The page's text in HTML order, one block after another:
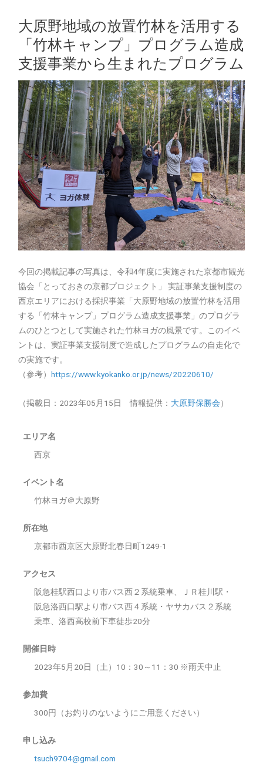
大原野地域の放置竹林を活用する
「竹林キャンプ」プログラム造成
支援事業から生まれたプログラム
今回の掲載記事の写真は、令和4年度に実施された京都市観光
協会「とっておきの京都プロジェクト」 実証事業支援制度の
西京エリアにおける採択事業「大原野地域の放置竹林を活用
する「竹林キャンプ」プログラム造成支援事業」のプログラ
ムのひとつとして実施された竹林ヨガの風景です。このイベ
ントは、実証事業支援制度で造成したプログラムの自走化で
の実施です。
（参考） https://www.kyokanko.or.jp/news/20220610/
（掲載日：2023年05月15日 情報提供： 大原野保勝会）
エリア名
西京
イベント名
竹林ヨガ＠大原野
所在地
京都市西京区大原野北春日町1249-1
アクセス
阪急桂駅西口より市バス西２系統乗車、ＪＲ桂川駅・
阪急洛西口駅より市バス西４系統・ヤサカバス２系統
乗車、洛西高校前下車徒歩20分
開催日時
2023年5月20日（土）10：30～11：30 ※雨天中止
参加費
300円（お釣りのないようにご用意ください）
申し込み
tsuch9704@gmail.com